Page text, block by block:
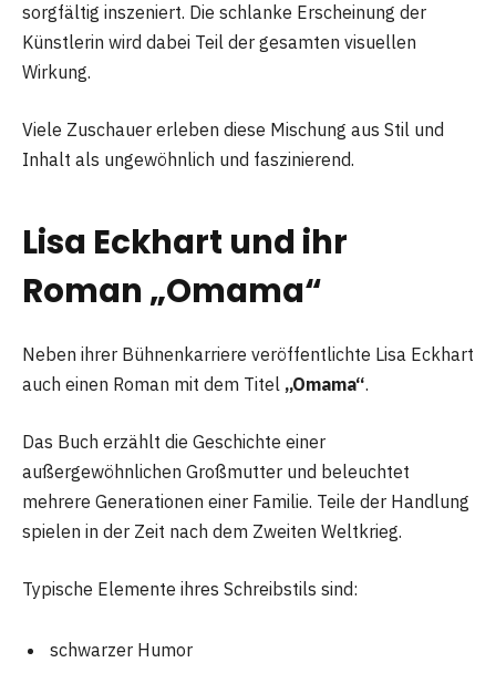
sorgfältig inszeniert. Die schlanke Erscheinung der
Künstlerin wird dabei Teil der gesamten visuellen
Wirkung.
Viele Zuschauer erleben diese Mischung aus Stil und
Inhalt als ungewöhnlich und faszinierend.
Lisa Eckhart und ihr
Roman „Omama“
Neben ihrer Bühnenkarriere veröffentlichte Lisa Eckhart
auch einen Roman mit dem Titel „Omama“.
Das Buch erzählt die Geschichte einer
außergewöhnlichen Großmutter und beleuchtet
mehrere Generationen einer Familie. Teile der Handlung
spielen in der Zeit nach dem Zweiten Weltkrieg.
Typische Elemente ihres Schreibstils sind:
schwarzer Humor